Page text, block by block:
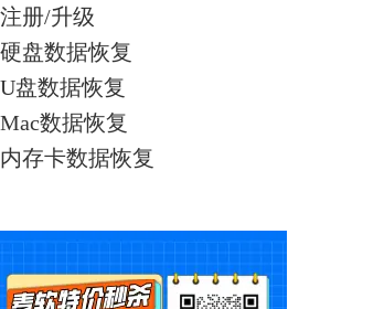
注册/升级
硬盘数据恢复
U盘数据恢复
Mac数据恢复
内存卡数据恢复